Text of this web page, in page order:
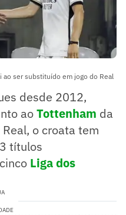
ao ser substituído em jogo do Real
desde 2012,
aoTottenham da
o croata tem
títulos
Liga dos